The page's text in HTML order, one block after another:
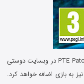
جدیدترین ورژن پچ آپدیت بازی محبوب و پرطرفدار Pro Evolution Soccer 2015 توسط تیم PTE Patch در وبسایت دوستی
این پچ نسخه بازی شما را به ورژن رسمی 1.03.00 بروز میکند و دیتا پک 4.0 را نیز به بازی اضافه خواهد کرد.